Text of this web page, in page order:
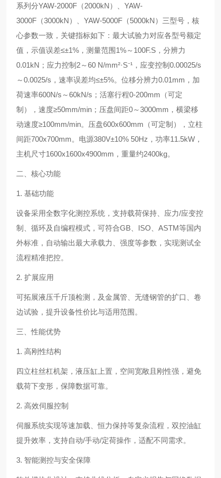
系列分YAW-2000F（2000kN）、YAW-
3000F（3000kN）、YAW-5000F（5000kN）三型号，核
心参数一致，关键指标如下：最大试验力对应各型号额定
值，示值误差≤±1%，测量范围1%～100F.S，分辨力
0.01kN；应力控制2～60 N/mm²·S⁻¹，应变控制0.00025/s
～0.0025/s，速率误差均≤±5%。位移分辨力0.01mm，加
荷速率600N/s～60kN/s；活塞行程0-200mm（可定
制），速度≥50mm/min；压盘间距0～3000mm，横梁移
动速度≥100mm/min。压盘600x600mm（可定制），立柱
间距700x700mm。电源380V±10% 50Hz，功率11.5kW，
主机尺寸1600x1600x4900mm，重量约2400kg。
二、核心功能
1. 基础功能
设备采用全数字化测控系统，支持载荷保持、应力/应变控
制、循环及自编程模式，可符合GB、ISO、ASTM等国内
外标准，自动输出最大承载力、强度等参数，实现测试全
流程精准把控。
2. 扩展应用
可拓展液压千斤顶检测，及金属管、无缝钢管的扩口、卷
边试验，提升设备性价比与适用范围。
三、性能优势
1. 高刚性结构
四立柱丝杠机架，液压缸上置，空间宽敞且刚性强，避免
载荷下变形，保障数据可靠。
2. 高效伺服控制
伺服系统实现等速加载、恒力保持等复杂流程，双控油缸
提升效率，支持自动/手动/定荷操作，适配不同需求。
3. 智能测控与安全保障